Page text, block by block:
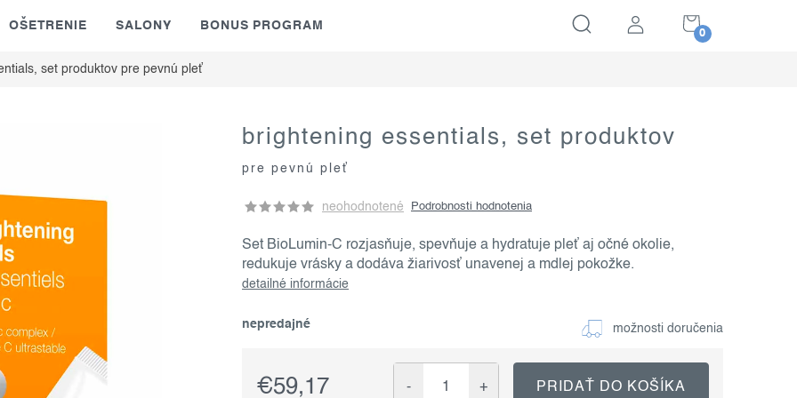
NÁKUPNÝ
KOŠÍK
OŠETRENIE SALONY BONUS PROGRAM
set produktov pre pevnú pleť
brightening essentials, set produktov
pre pevnú pleť
neohodnotené Podrobnosti hodnotenia
Set BioLumin-C rozjasňuje, spevňuje a hydratuje pleť aj očné okolie,
redukuje vrásky a dodáva žiarivosť unavenej a mdlej pokožke.
detailné informácie
nepredajné možnosti doručenia
€59,17 PRIDAŤ DO KOŠÍKA